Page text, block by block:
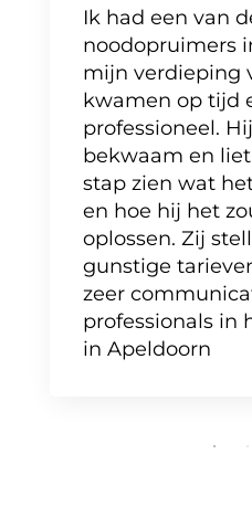
Ik had een van
noodopruimers
mijn verdieping
kwamen op tijd
professioneel.
bekwaam en
stap zien wat
en hoe hij het
oplossen. Zij
gunstige
zeer
professionals in
in Apeldoorn